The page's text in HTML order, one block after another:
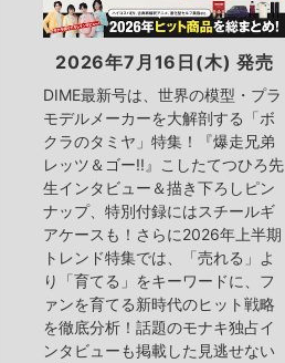
2026年7月16日(木) 発売
DIME最新号は、世界の模型・プラ
モデルメーカーを大解剖する「ボ
クラのタミヤ」特集！『爆走兄弟
レッツ＆ゴー!!』こしたてつひろ先
生インタビュー＆描き下ろしピン
ナップ、特別付録にはスチールギ
アケースも！さらに2026年上半期
トレンド特集では、「売れる」よ
り「育てる」をキーワードに、フ
ァンを育てる新時代のヒット戦略
を徹底分析！話題のモナキ独占イ
ンタビューも掲載した見逃せない